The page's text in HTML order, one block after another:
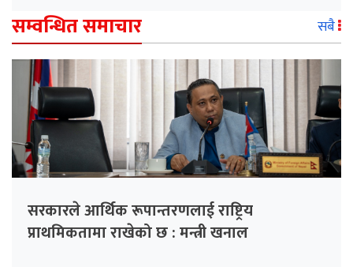
सम्वन्धित समाचार सबै
सरकारले आर्थिक रूपान्तरणलाई राष्ट्रिय
प्राथमिकतामा राखेको छ : मन्त्री खनाल